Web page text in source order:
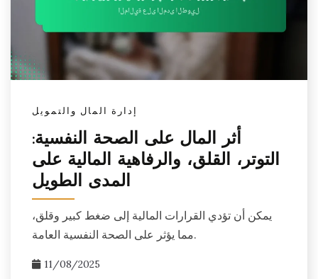
إدارة المال والتمويل
أثر المال على الصحة النفسية:
التوتر، القلق، والرفاهية المالية على
المدى الطويل
يمكن أن تؤدي القرارات المالية إلى ضغط كبير وقلق،
مما يؤثر على الصحة النفسية العامة.
11/08/2025